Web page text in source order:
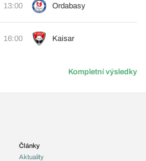
13:00 Ordabasy
16:00 Kaisar
Kompletní výsledky
Články
Aktuality